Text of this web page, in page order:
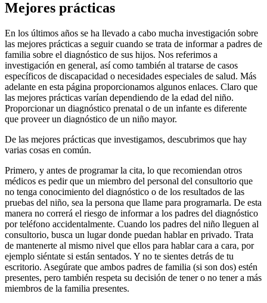
Mejores prácticas
En los últimos años se ha llevado a cabo mucha investigación sobre
las mejores prácticas a seguir cuando se trata de informar a padres de
familia sobre el diagnóstico de sus hijos. Nos referimos a
investigación en general, así como también al tratarse de casos
específicos de discapacidad o necesidades especiales de salud. Más
adelante en esta página proporcionamos algunos enlaces. Claro que
las mejores prácticas varían dependiendo de la edad del niño.
Proporcionar un diagnóstico prenatal o de un infante es diferente
que proveer un diagnóstico de un niño mayor.
De las mejores prácticas que investigamos, descubrimos que hay
varias cosas en común.
Primero, y antes de programar la cita, lo que recomiendan otros
médicos es pedir que un miembro del personal del consultorio que
no tenga conocimiento del diagnóstico o de los resultados de las
pruebas del niño, sea la persona que llame para programarla. De esta
manera no correrá el riesgo de informar a los padres del diagnóstico
por teléfono accidentalmente. Cuando los padres del niño lleguen al
consultorio, busca un lugar donde puedan hablar en privado. Trata
de mantenerte al mismo nivel que ellos para hablar cara a cara, por
ejemplo siéntate si están sentados. Y no te sientes detrás de tu
escritorio. Asegúrate que ambos padres de familia (si son dos) estén
presentes, pero también respeta su decisión de tener o no tener a más
miembros de la familia presentes.